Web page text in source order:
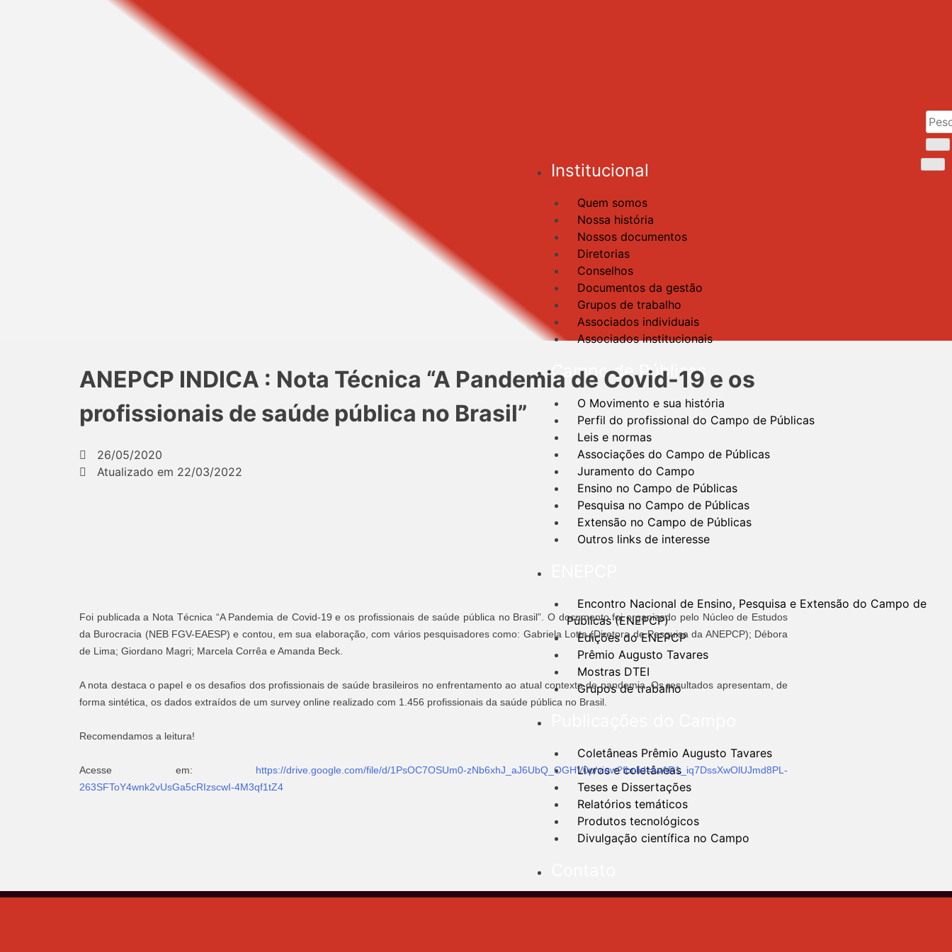
Institucional
Quem somos
Nossa história
Nossos documentos
Diretorias
Conselhos
Documentos da gestão
Grupos de trabalho
Associados individuais
Associados institucionais
Campo de Públicas
O Movimento e sua história
Perfil do profissional do Campo de Públicas
Leis e normas
Associações do Campo de Públicas
Juramento do Campo
Ensino no Campo de Públicas
Pesquisa no Campo de Públicas
Extensão no Campo de Públicas
Outros links de interesse
Encontro Nacional de Ensino, Pesquisa e Extensão do Campo de
Públicas (ENEPCP)
Edições do ENEPCP​
Prêmio Augusto Tavares
Mostras DTEI
Grupos de trabalho
Coletâneas Prêmio Augusto Tavares
Livros e coletâneas
Teses e Dissertações
Relatórios temáticos
Produtos tecnológicos
Divulgação científica no Campo
ANEPCP INDICA : Nota Técnica “A Pandemia de Covid-19 e os
profissionais de saúde pública no Brasil”
26/05/2020
Atualizado em 22/03/2022
Foi publicada a Nota Técnica “A Pandemia de Covid-19 e os profissionais de saúde pública no Brasil”. O documento foi organizado pelo Núcleo de Estudos
da Burocracia (NEB FGV-EAESP) e contou, em sua elaboração, com vários pesquisadores como: Gabriela Lotta (Diretora de Pesquisa da ANEPCP); Débora
de Lima; Giordano Magri; Marcela Corrêa e Amanda Beck.
A nota destaca o papel e os desafios dos profissionais de saúde brasileiros no enfrentamento ao atual contexto de pandemia. Os resultados apresentam, de
forma sintética, os dados extraídos de um survey online realizado com 1.456 profissionais da saúde pública no Brasil.
Recomendamos a leitura!
Acesse em: https://drive.google.com/file/d/1PsOC7OSUm0-zNb6xhJ_aJ6UbQ_OGHV0p/view?fbclid=IwAR1_iq7DssXwOlUJmd8PL-
263SFToY4wnk2vUsGa5cRIzscwI-4M3qf1tZ4